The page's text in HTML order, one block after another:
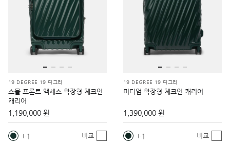
19 DEGREE 19 디그리
스몰 프론트 액세스 확장형 체크인
캐리어
1,190,000 원
1 비교
19 DEGREE 19 디그리
미디엄 확장형 체크인 캐리어
1,390,000 원
1 비교